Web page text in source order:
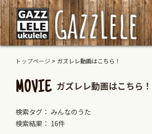
トップページ > ガズレレ動画はこちら！
MOVIE ガズレレ動画はこちら！
検索タグ： みんなのうた
検索結果： 16件